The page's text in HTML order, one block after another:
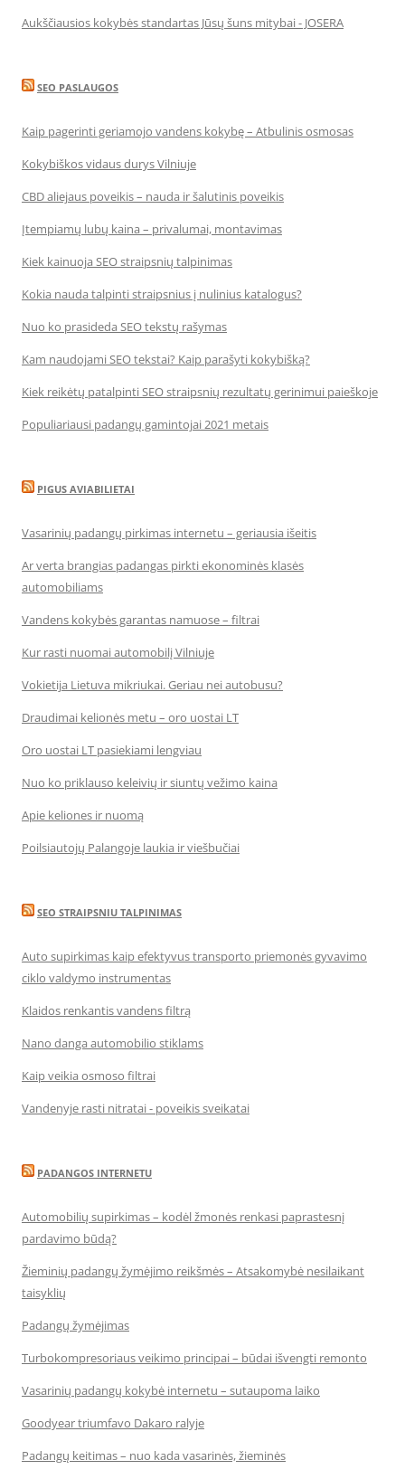
Aukščiausios kokybės standartas Jūsų šuns mitybai - JOSERA
SEO PASLAUGOS
Kaip pagerinti geriamojo vandens kokybę – Atbulinis osmosas
Kokybiškos vidaus durys Vilniuje
CBD aliejaus poveikis – nauda ir šalutinis poveikis
Įtempiamų lubų kaina – privalumai, montavimas
Kiek kainuoja SEO straipsnių talpinimas
Kokia nauda talpinti straipsnius į nulinius katalogus?
Nuo ko prasideda SEO tekstų rašymas
Kam naudojami SEO tekstai? Kaip parašyti kokybišką?
Kiek reikėtų patalpinti SEO straipsnių rezultatų gerinimui paieškoje
Populiariausi padangų gamintojai 2021 metais
PIGUS AVIABILIETAI
Vasarinių padangų pirkimas internetu – geriausia išeitis
Ar verta brangias padangas pirkti ekonominės klasės
automobiliams
Vandens kokybės garantas namuose – filtrai
Kur rasti nuomai automobilį Vilniuje
Vokietija Lietuva mikriukai. Geriau nei autobusu?
Draudimai kelionės metu – oro uostai LT
Oro uostai LT pasiekiami lengviau
Nuo ko priklauso keleivių ir siuntų vežimo kaina
Apie keliones ir nuomą
Poilsiautojų Palangoje laukia ir viešbučiai
SEO STRAIPSNIU TALPINIMAS
Auto supirkimas kaip efektyvus transporto priemonės gyvavimo
ciklo valdymo instrumentas
Klaidos renkantis vandens filtrą
Nano danga automobilio stiklams
Kaip veikia osmoso filtrai
Vandenyje rasti nitratai - poveikis sveikatai
PADANGOS INTERNETU
Automobilių supirkimas – kodėl žmonės renkasi paprastesnį
pardavimo būdą?
Žieminių padangų žymėjimo reikšmės – Atsakomybė nesilaikant
taisyklių
Padangų žymėjimas
Turbokompresoriaus veikimo principai – būdai išvengti remonto
Vasarinių padangų kokybė internetu – sutaupoma laiko
Goodyear triumfavo Dakaro ralyje
Padangų keitimas – nuo kada vasarinės, žieminės